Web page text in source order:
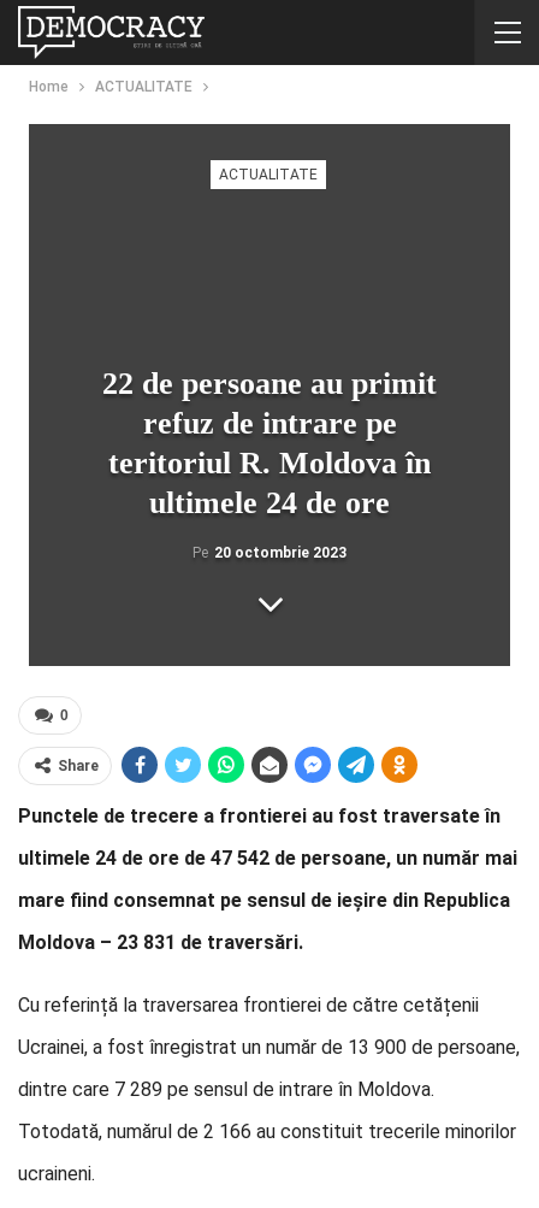
Home ACTUALITATE
ACTUALITATE
22 de persoane au primit
refuz de intrare pe
teritoriul R. Moldova în
ultimele 24 de ore
Pe 20 octombrie 2023
0
Share
Punctele de trecere a frontierei au fost traversate în
ultimele 24 de ore de 47 542 de persoane, un număr mai
mare fiind consemnat pe sensul de ieșire din Republica
Moldova – 23 831 de traversări.
Cu referință la traversarea frontierei de către cetățenii
Ucrainei, a fost înregistrat un număr de 13 900 de persoane,
dintre care 7 289 pe sensul de intrare în Moldova.
Totodată, numărul de 2 166 au constituit trecerile minorilor
ucraineni.